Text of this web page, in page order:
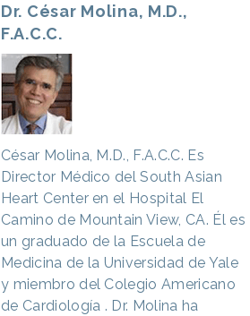
Dr. César Molina, M.D.,
F.A.C.C.
César Molina, M.D., F.A.C.C. Es
Director Médico del South Asian
Heart Center en el Hospital El
Camino de Mountain View, CA. Él es
un graduado de la Escuela de
Medicina de la Universidad de Yale
y miembro del Colegio Americano
de Cardiología . Dr. Molina ha